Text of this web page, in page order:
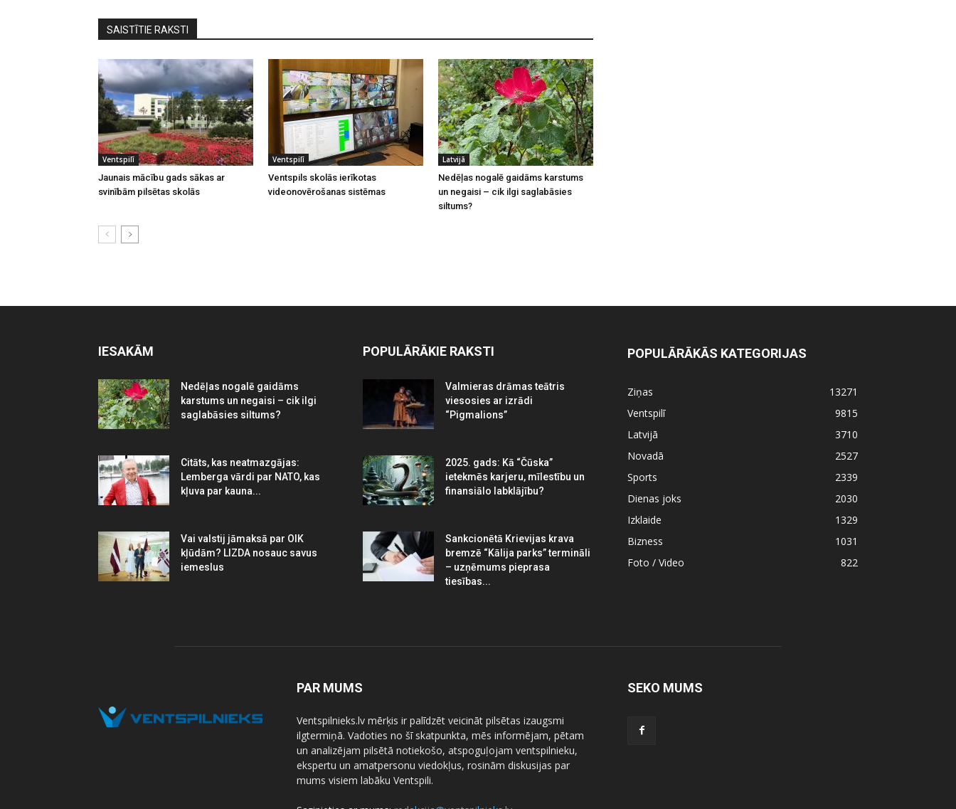
SAISTĪTIE RAKSTI
Ventspilī
Jaunais mācību gads sākas ar
svinībām pilsētas skolās
Ventspilī
Ventspils skolās ierīkotas
videonovērošanas sistēmas
Latvijā
Nedēļas nogalē gaidāms karstums
un negaisi – cik ilgi saglabāsies
siltums?
IESAKĀM
Nedēļas nogalē gaidāms
karstums un negaisi – cik ilgi
saglabāsies siltums?
Citāts, kas neatmazgājas:
Lemberga vārdi par NATO, kas
kļuva par kauna...
Vai valstij jāmaksā par OIK
kļūdām? LIZDA nosauc savus
iemeslus
POPULĀRĀKIE RAKSTI
Valmieras drāmas teātris
viesosies ar izrādi
“Pigmalions”
2025. gads: Kā “Čūska”
ietekmēs karjeru, mīlestību un
finansiālo labklājību?
Sankcionētā Krievijas krava
bremzē “Kālija parks” termināli
– uzņēmums pieprasa
tiesības...
POPULĀRĀKĀS KATEGORIJAS
Ziņas
13271
Ventspilī
9815
Latvijā
3710
Novadā
2527
Sports
2339
Dienas joks
2030
Izklaide
1329
Bizness
1031
Foto / Video
822
PAR MUMS
Ventspilnieks.lv mērķis ir palīdzēt veicināt pilsētas izaugsmi
ilgtermiņā. Vadoties no šī skatpunkta, mēs informējam, pētam
un analizējam pilsētā notiekošo, atspoguļojam ventspilnieku,
ekspertu un amatpersonu viedokļus, rosinām diskusijas par
mums visiem labāku Ventspili.
SEKO MUMS